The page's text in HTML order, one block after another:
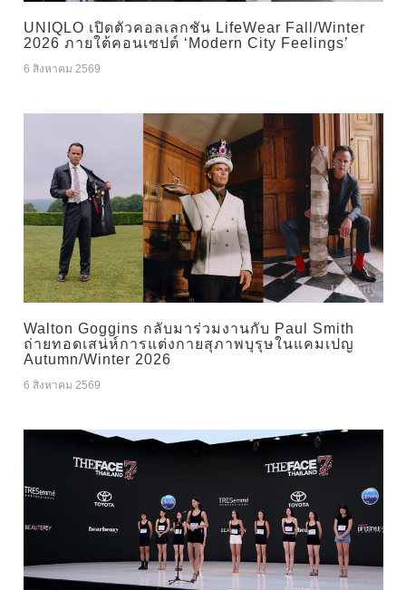
UNIQLO เปิดตัวคอลเลกชัน LifeWear Fall/Winter
2026 ภายใต้คอนเซปต์ ‘Modern City Feelings’
6 สิงหาคม 2569
Walton Goggins กลับมาร่วมงานกับ Paul Smith
ถ่ายทอดเสน่ห์การแต่งกายสุภาพบุรุษในแคมเปญ
Autumn/Winter 2026
6 สิงหาคม 2569